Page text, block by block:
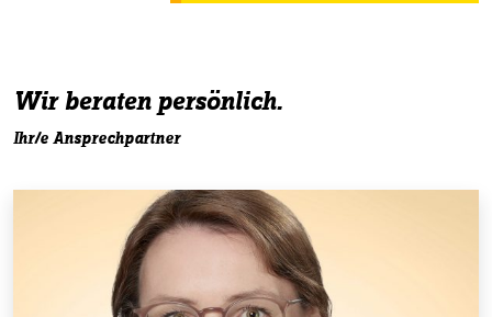
Wir beraten persönlich.
Ihr/e Ansprechpartner